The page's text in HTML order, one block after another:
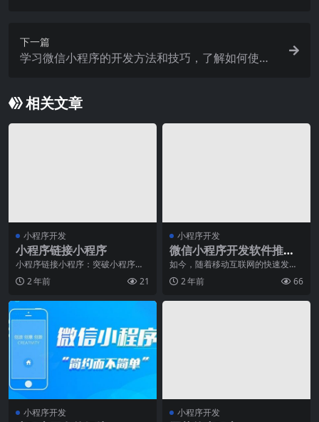
下一篇
学习微信小程序的开发方法和技巧，了解如何使用
相关文章
小程序开发
小程序链接小程序
小程序链接小程序：突破小程序相
互独立的壁垒引言：近年来，随着
移动互联网的飞速发展
2 年前 21
小程序开发
微信小程序开发软件推
荐，提高开发效率的利器
如今，随着移动互联网的快速发
展，小程序成为了移动应用开发的
新趋势。作为一种无需下
2 年前 66
小程序开发 小程序开发